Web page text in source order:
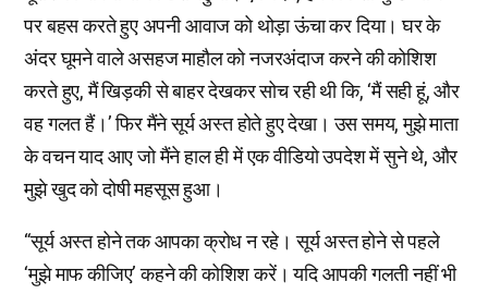
पर बहस करते हुए अपनी आवाज को थोड़ा ऊंचा कर दिया। घर के
अंदर घूमने वाले असहज माहौल को नजरअंदाज करने की कोशिश
करते हुए, मैं खिड़की से बाहर देखकर सोच रही थी कि, ‘मैं सही हूं, और
वह गलत हैं।’ फिर मैंने सूर्य अस्त होते हुए देखा। उस समय, मुझे माता
के वचन याद आए जो मैंने हाल ही में एक वीडियो उपदेश में सुने थे, और
मुझे खुद को दोषी महसूस हुआ।
“सूर्य अस्त होने तक आपका क्रोध न रहे। सूर्य अस्त होने से पहले
‘मुझे माफ कीजिए’ कहने की कोशिश करें। यदि आपकी गलती नहीं भी